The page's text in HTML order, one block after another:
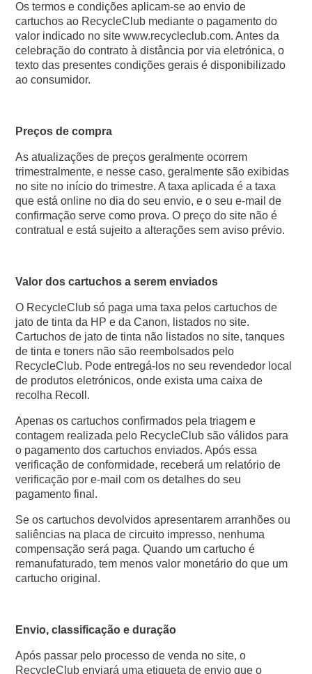
Os termos e condições aplicam-se ao envio de
cartuchos ao RecycleClub mediante o pagamento do
valor indicado no site www.recycleclub.com. Antes da
celebração do contrato à distância por via eletrónica, o
texto das presentes condições gerais é disponibilizado
ao consumidor.
Preços de compra
As atualizações de preços geralmente ocorrem
trimestralmente, e nesse caso, geralmente são exibidas
no site no início do trimestre. A taxa aplicada é a taxa
que está online no dia do seu envio, e o seu e-mail de
confirmação serve como prova. O preço do site não é
contratual e está sujeito a alterações sem aviso prévio.
Valor dos cartuchos a serem enviados
O RecycleClub só paga uma taxa pelos cartuchos de
jato de tinta da HP e da Canon, listados no site.
Cartuchos de jato de tinta não listados no site, tanques
de tinta e toners não são reembolsados pelo
RecycleClub. Pode entregá-los no seu revendedor local
de produtos eletrónicos, onde exista uma caixa de
recolha Recoll.
Apenas os cartuchos confirmados pela triagem e
contagem realizada pelo RecycleClub são válidos para
o pagamento dos cartuchos enviados. Após essa
verificação de conformidade, receberá um relatório de
verificação por e-mail com os detalhes do seu
pagamento final.
Se os cartuchos devolvidos apresentarem arranhões ou
saliências na placa de circuito impresso, nenhuma
compensação será paga. Quando um cartucho é
remanufaturado, tem menos valor monetário do que um
cartucho original.
Envio, classificação e duração
Após passar pelo processo de venda no site, o
RecycleClub enviará uma etiqueta de envio que o